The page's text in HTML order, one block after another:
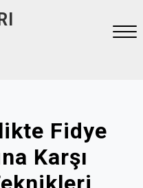
Fidye
Karşı